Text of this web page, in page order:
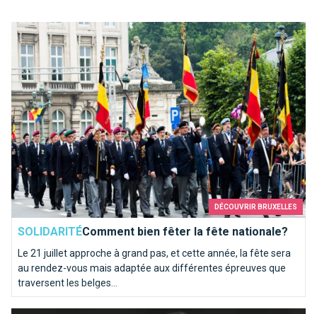
DÉCOUVRIR BRUXELLES
SOLIDARITÉComment bien fêter la fête nationale?
Le 21 juillet approche à grand pas, et cette année, la fête sera
au rendez-vous mais adaptée aux différentes épreuves que
traversent les belges...
Comment bien fêter la fête nationale?